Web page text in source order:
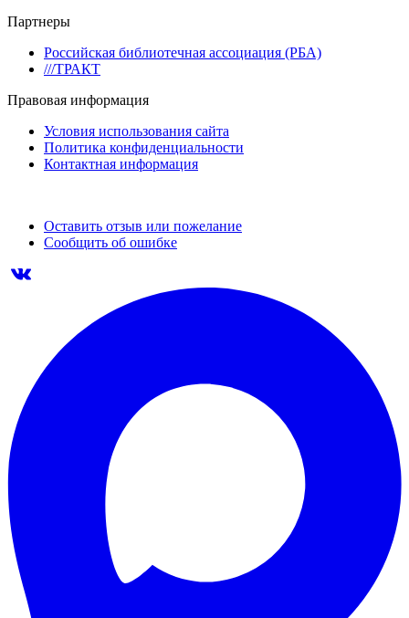
Партнеры
Российская библиотечная ассоциация (РБА)
///ТРАКТ
Правовая информация
Условия использования сайта
Политика конфиденциальности
Контактная информация
Оставить отзыв или пожелание
Сообщить об ошибке